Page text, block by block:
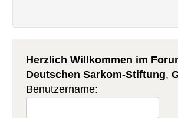
Herzlich Willkommen im
Deutschen Sarkom-Stiftung,
Benutzername: